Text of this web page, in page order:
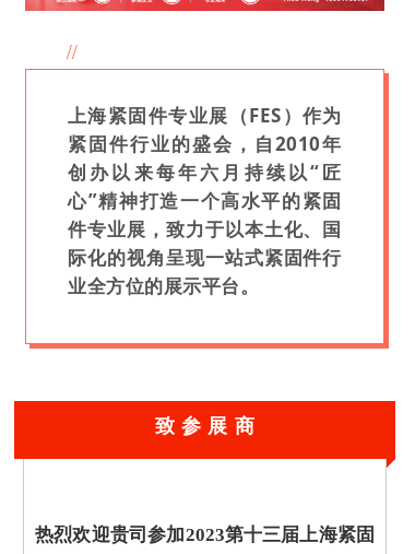
//
上海紧固件专业展（FES） 作为
紧固件行业的盛会，自2010年
创办以来每年六月持续以“匠
心”精神打造一个高水平的紧固
件专业展，致力于以本土化、国
际化的视角呈现一站式紧固件行
业全方位的展示平台。
致 参 展 商
热烈欢迎贵司参加 2023第十三届上海紧固